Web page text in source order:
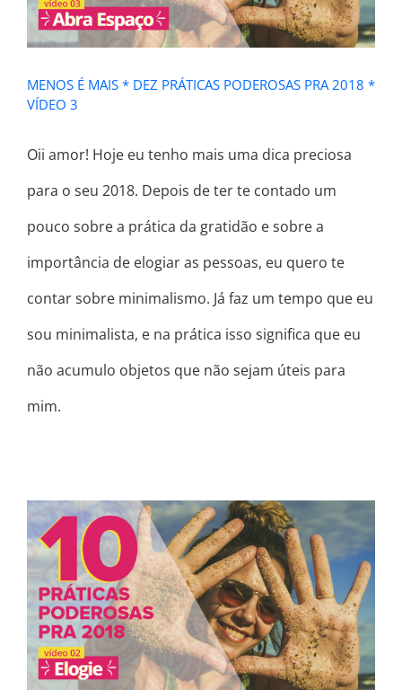
MENOS É MAIS * DEZ PRÁTICAS PODEROSAS PRA 2018 *
VÍDEO 3
Oii amor! Hoje eu tenho mais uma dica preciosa
para o seu 2018. Depois de ter te contado um
pouco sobre a prática da gratidão e sobre a
importância de elogiar as pessoas, eu quero te
contar sobre minimalismo. Já faz um tempo que eu
sou minimalista, e na prática isso significa que eu
não acumulo objetos que não sejam úteis para
mim.
A IMPORTÂNCIA DO ELOGIO * DEZ
PRÁTICAS PODEROSAS PRA 2018 *
VÍDEO 2